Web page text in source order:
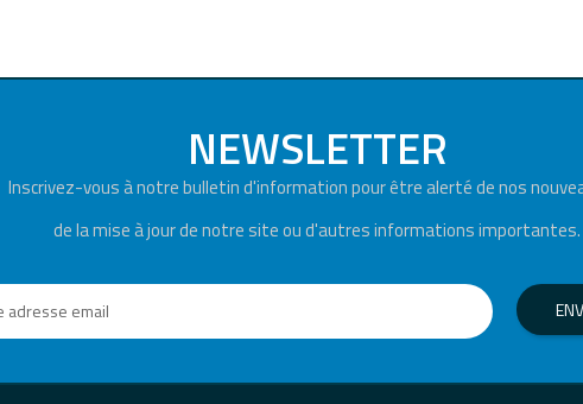
NEWSLETTER
Inscrivez-vous à notre bulletin d'information pour être alerté de nos
de la mise à jour de notre site ou d'autres informations importantes.